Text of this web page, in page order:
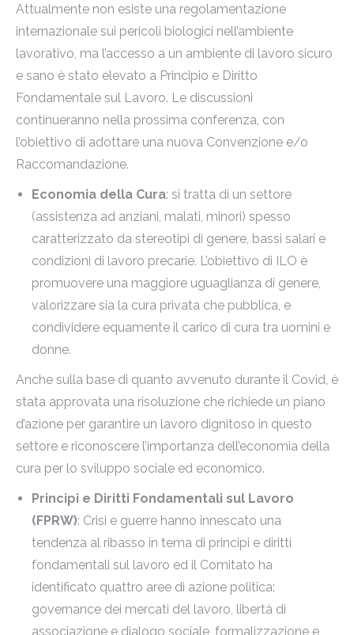
Attualmente non esiste una regolamentazione
internazionale sui pericoli biologici nell’ambiente
lavorativo, ma l’accesso a un ambiente di lavoro sicuro
e sano è stato elevato a Principio e Diritto
Fondamentale sul Lavoro. Le discussioni
continueranno nella prossima conferenza, con
l’obiettivo di adottare una nuova Convenzione e/o
Raccomandazione.
Economia della Cura: si tratta di un settore
(assistenza ad anziani, malati, minori) spesso
caratterizzato da stereotipi di genere, bassi salari e
condizioni di lavoro precarie. L’obiettivo di ILO è
promuovere una maggiore uguaglianza di genere,
valorizzare sia la cura privata che pubblica, e
condividere equamente il carico di cura tra uomini e
donne.
Anche sulla base di quanto avvenuto durante il Covid, è
stata approvata una risoluzione che richiede un piano
d’azione per garantire un lavoro dignitoso in questo
settore e riconoscere l’importanza dell’economia della
cura per lo sviluppo sociale ed economico.
Principi e Diritti Fondamentali sul Lavoro
(FPRW): Crisi e guerre hanno innescato una
tendenza al ribasso in tema di principi e diritti
fondamentali sul lavoro ed il Comitato ha
identificato quattro aree di azione politica:
governance dei mercati del lavoro, libertà di
associazione e dialogo sociale, formalizzazione e